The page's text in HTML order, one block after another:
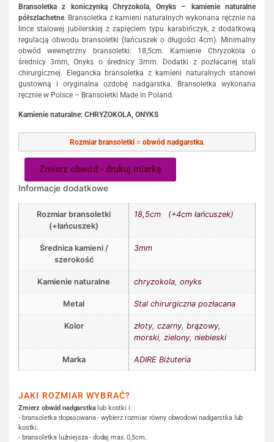
Bransoletka z koniczynką Chryzokola, Onyks – kamienie naturalne
półszlachetne. Bransoletka z kamieni naturalnych wykonana ręcznie na
lince stalowej jubilerskiej z zapięciem typu karabińczyk, z dodatkową
regulacją obwodu bransoletki (łańcuszek o długości 4cm). Minimalny
obwód wewnętrzny bransoletki: 18,5cm. Kamienie Chryzokola o
średnicy 3mm, Onyks o średnicy 3mm. Dodatki z pozłacanej stali
chirurgicznej. Elegancka bransoletka z kamieni naturalnych stanowi
gustowną i oryginalna ozdobę nadgarstka. Bransoletka wykonana
ręcznie w Polsce – Bransoletki Made in Poland.
Kamienie naturalne: CHRYZOKOLA, ONYKS
Rozmiar bransoletki= obwód nadgarstka.
Zmierz obwód - drukuj miarkę
Informacje dodatkowe
Rozmiar bransoletki
(+łańcuszek)
18,5cm (+4cm łańcuszek)
Średnica kamieni /
szerokość
3mm
Kamienie naturalne chryzokola, onyks
Metal Stal chirurgiczna pozłacana
Kolor złoty, czarny, brązowy,
morski, zielony, niebieski
Marka ADIRE Biżuteria
JAKI ROZMIAR WYBRAĆ?
Zmierz obwód nadgarstkalub kostki i:
- bransoletka dopasowana - wybierz rozmiar równy obwodowi nadgarstka lub
kostki.
- bransoletka luźniejsza - dodaj max. 0,5cm.